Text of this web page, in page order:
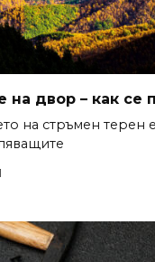
на двор – как се
на стръмен терен